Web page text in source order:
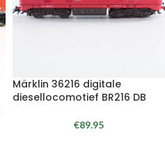
Märklin 36216 digitale
diesellocomotief BR216 DB
€89.95